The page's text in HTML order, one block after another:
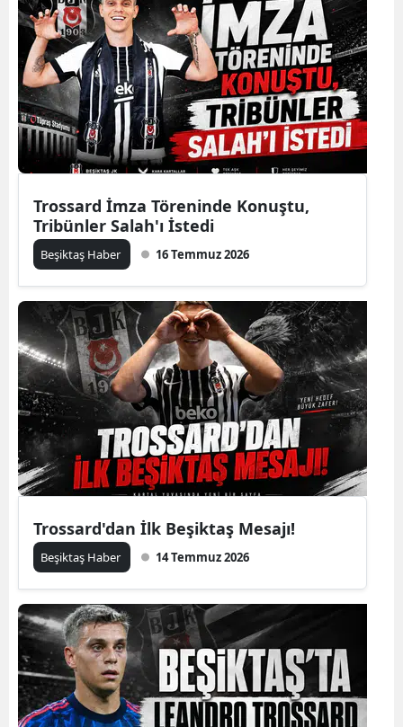
Trossard İmza Töreninde Konuştu,
Tribünler Salah'ı İstedi
Beşiktaş Haber 16 Temmuz 2026
Trossard'dan İlk Beşiktaş Mesajı!
Beşiktaş Haber 14 Temmuz 2026